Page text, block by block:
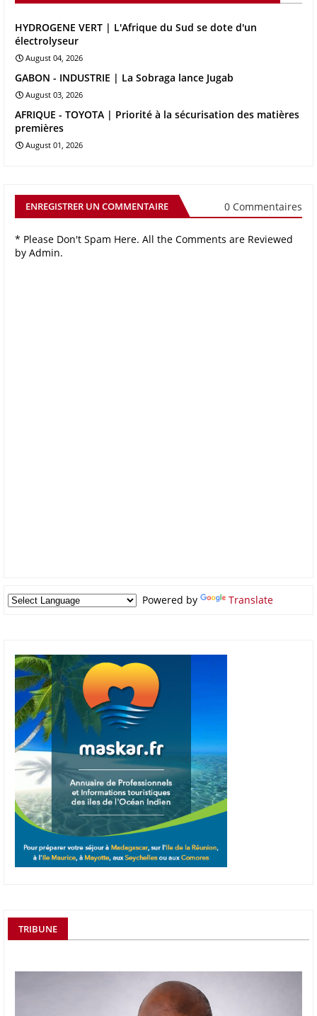
HYDROGENE VERT | L'Afrique du Sud se dote d'un
électrolyseur
August 04, 2026
GABON - INDUSTRIE | La Sobraga lance Jugab
August 03, 2026
AFRIQUE - TOYOTA | Priorité à la sécurisation des matières
premières
August 01, 2026
ENREGISTRER UN COMMENTAIRE 0 Commentaires
* Please Don't Spam Here. All the Comments are Reviewed
by Admin.
Powered by Translate
TRIBUNE